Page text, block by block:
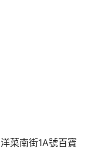
菜南街1A號百寶